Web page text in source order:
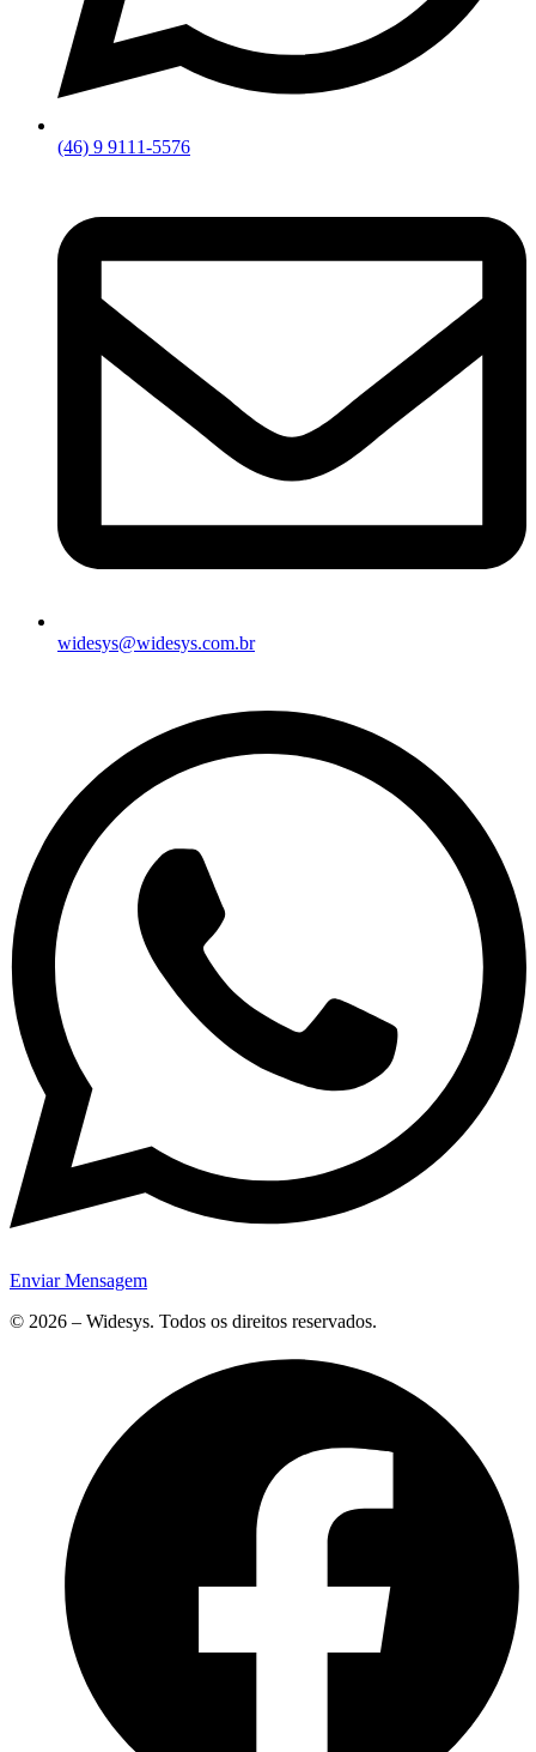
(46) 9 9111-5576
widesys@widesys.com.br
Enviar Mensagem
© 2026 – Widesys. Todos os direitos reservados.